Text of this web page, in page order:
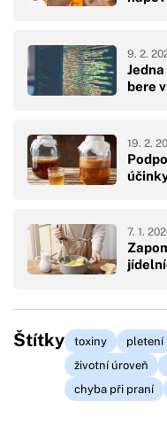
bere
9. 2.
19. 2.
7. 1.
Štítky toxiny pletení
životní úroveň
chyba při praní